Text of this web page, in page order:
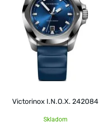
Victorinox I.N.O.X. 242084
Skladom